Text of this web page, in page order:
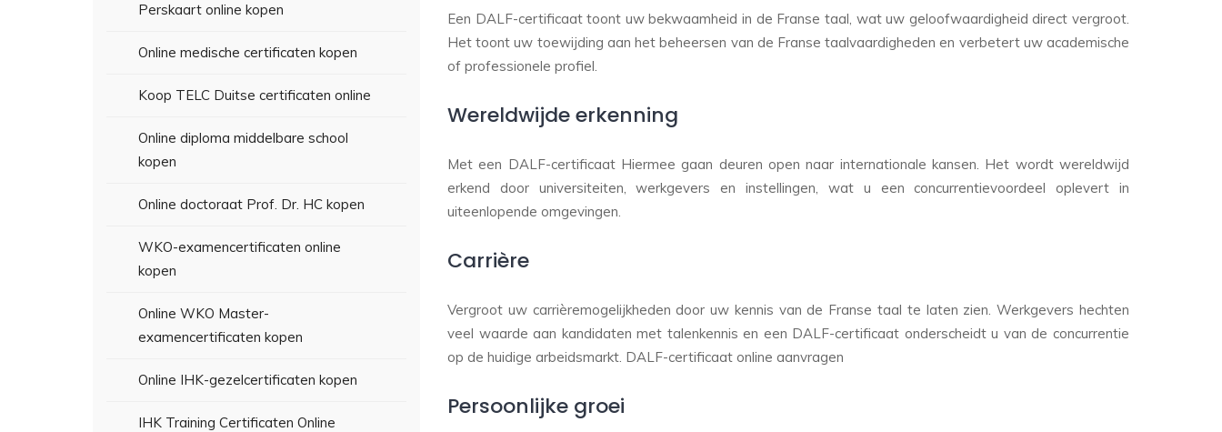
Perskaart online kopen
Online medische certificaten kopen
Koop TELC Duitse certificaten online
Online diploma middelbare school
kopen
Online doctoraat Prof. Dr. HC kopen
WKO-examencertificaten online
kopen
Online WKO Master-
examencertificaten kopen
Online IHK-gezelcertificaten kopen
IHK Training Certificaten Online
Een DALF-certificaat toont uw bekwaamheid in de Franse taal, wat uw geloofwaardigheid direct vergroot.
Het toont uw toewijding aan het beheersen van de Franse taalvaardigheden en verbetert uw academische
of professionele profiel.
Wereldwijde erkenning
Met een DALF-certificaat Hiermee gaan deuren open naar internationale kansen. Het wordt wereldwijd
erkend door universiteiten, werkgevers en instellingen, wat u een concurrentievoordeel oplevert in
uiteenlopende omgevingen.
Carrière
Vergroot uw carrièremogelijkheden door uw kennis van de Franse taal te laten zien. Werkgevers hechten
veel waarde aan kandidaten met talenkennis en een DALF-certificaat onderscheidt u van de concurrentie
op de huidige arbeidsmarkt. DALF-certificaat online aanvragen
Persoonlijke groei